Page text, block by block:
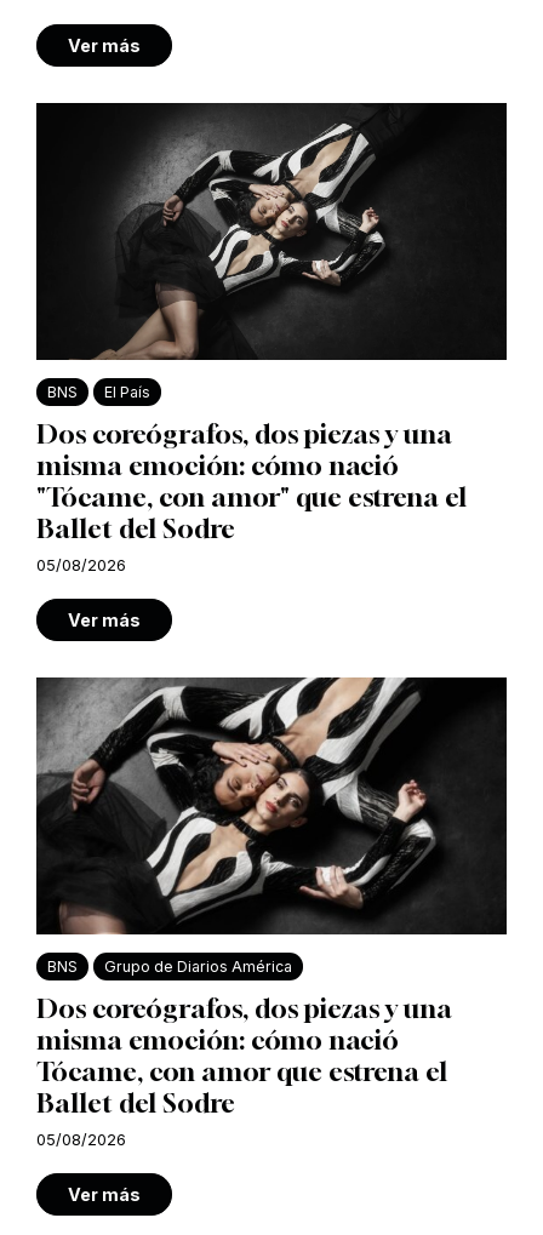
Ver más
BNS El País
Dos coreógrafos, dos piezas y una
misma emoción: cómo nació
"Tócame, con amor" que estrena el
Ballet del Sodre
05/08/2026
Ver más
BNS Grupo de Diarios América
Dos coreógrafos, dos piezas y una
misma emoción: cómo nació
Tócame, con amor que estrena el
Ballet del Sodre
05/08/2026
Ver más